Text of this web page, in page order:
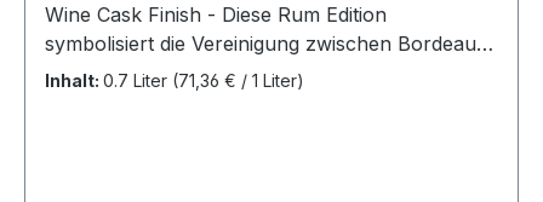
Wine Cask Finish - Diese Rum Edition
symbolisiert die Vereinigung zwischen Bordeaux
und indonesischem Rum - Nach 18 Monaten
Inhalt: 0.7 Liter (71,36 € / 1 Liter)